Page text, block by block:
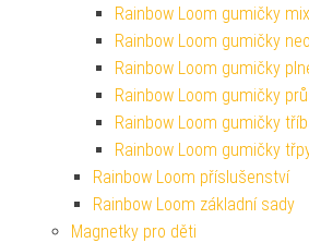
Rainbow Loom gumičky mix
Rainbow Loom gumičky
Rainbow Loom gumičky
Rainbow Loom gumičky
Rainbow Loom gumičky
Rainbow Loom gumičky
Rainbow Loom příslušenství
Rainbow Loom základní sady
Magnetky pro děti